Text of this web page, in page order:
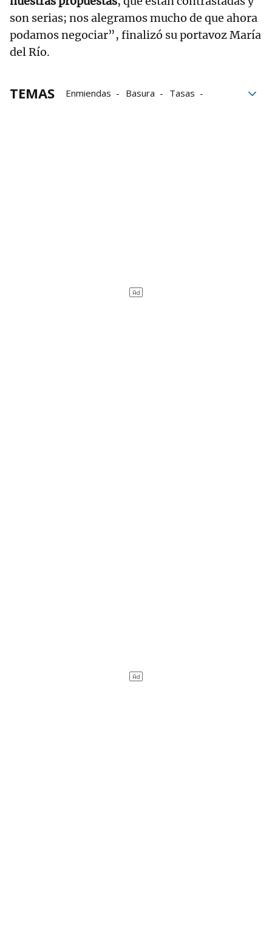
son serias; nos alegramos mucho de que ahora
podamos negociar”, finalizó su portavoz María
del Río.
TEMAS Enmiendas Basura
Tasas